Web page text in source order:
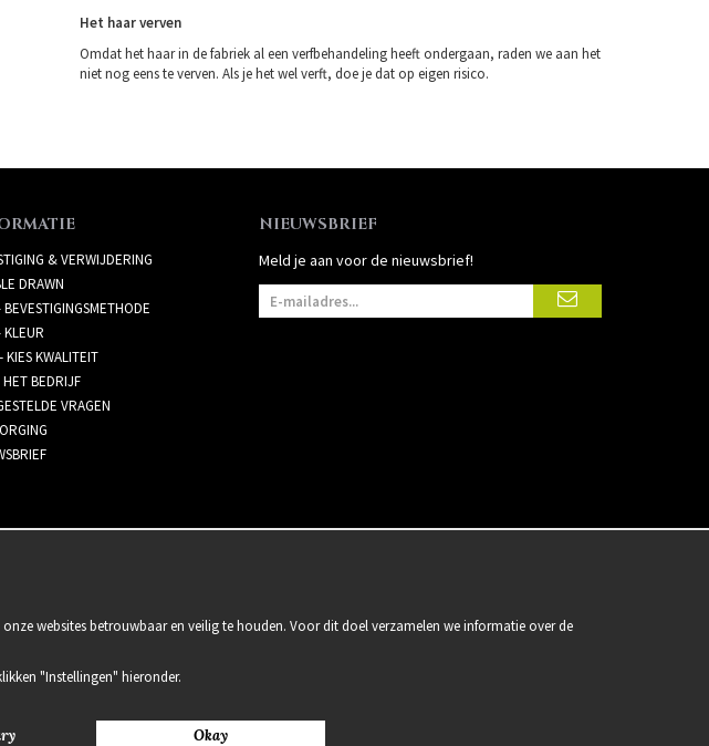
Het haar verven
Omdat het haar in de fabriek al een verfbehandeling heeft ondergaan, raden we aan het
niet nog eens te verven. Als je het wel verft, doe je dat op eigen risico.
& VERWIJDERING
DRAWN
BEVESTIGINGSMETHODE
KLEUR
KIES KWALITEIT
BEDRIJF
VRAGEN
NIEUWSBRIEF
Meld je aan voor de nieuwsbrief!
websites betrouwbaar en veilig te houden. Voor dit doel verzamelen we informatie over de
"Instellingen" hieronder.
Okay